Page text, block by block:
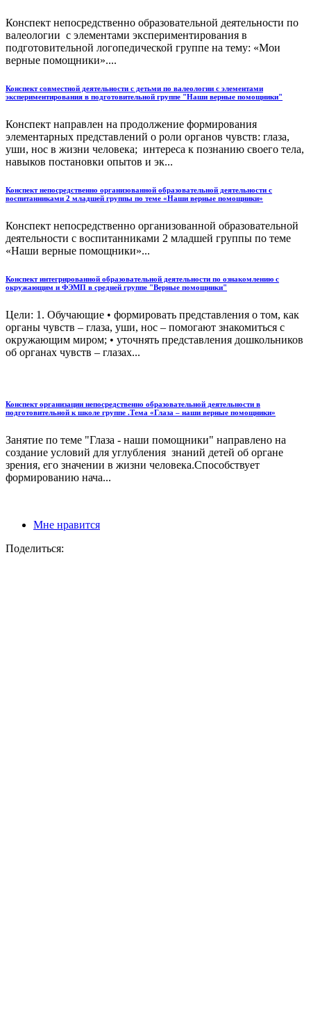
Конспект непосредственно образовательной деятельности по
валеологии с элементами экспериментирования в
подготовительной логопедической группе на тему: «Мои
верные помощники»....
Конспект совместной деятельности с детьми по валеологии с элементами
экспериментирования в подготовительной группе "Наши верные помощники"
Конспект направлен на продолжение формирования
элементарных представлений о роли органов чувств: глаза,
уши, нос в жизни человека; интереса к познанию своего тела,
навыков постановки опытов и эк...
Конспект непосредственно организованной образовательной деятельности с
воспитанниками 2 младшей группы по теме «Наши верные помощники»
Конспект непосредственно организованной образовательной
деятельности с воспитанниками 2 младшей группы по теме
«Наши верные помощники»...
Конспект интегрированной образовательной деятельности по ознакомлению с
окружающим и ФЭМП в средней группе "Верные помощники"
Цели: 1. Обучающие • формировать представления о том, как
органы чувств – глаза, уши, нос – помогают знакомиться с
окружающим миром; • уточнять представления дошкольников
об органах чувств – глазах...
Конспект организации непосредственно образовательной деятельности в
подготовительной к школе группе .Тема «Глаза – наши верные помощники»
Занятие по теме "Глаза - наши помощники" направлено на
создание условий для углубления знаний детей об органе
зрения, его значении в жизни человека.Способствует
формированию нача...
Мне нравится
Поделиться: